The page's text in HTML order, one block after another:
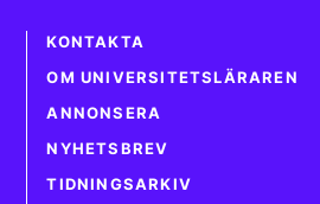
KONTAKTA
OM UNIVERSITETSLÄRAREN
ANNONSERA
NYHETSBREV
TIDNINGSARKIV